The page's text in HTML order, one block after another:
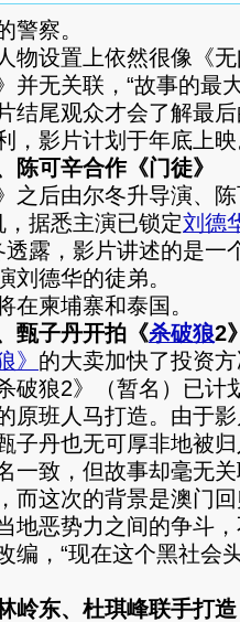
警察。
设置上依然很像《无
并无关联，“故事的最
结尾观众才会了解最
，影片计划于年底上
可辛合作《门徒》
后由尔冬升导演、陈
据悉主演已锁定刘德
透露，影片讲述的是一
刘德华的徒弟。
柬埔寨和泰国。
子丹开拍《杀破狼2
》 的大卖加快了投资
破狼2》（暂名）已计
原班人马打造。由于
子丹也无可厚非地被
一致，但故事却毫无
而这次的背景是澳门
地恶势力之间的争斗
编，“现在这个黑社会
东、杜琪峰联手打造